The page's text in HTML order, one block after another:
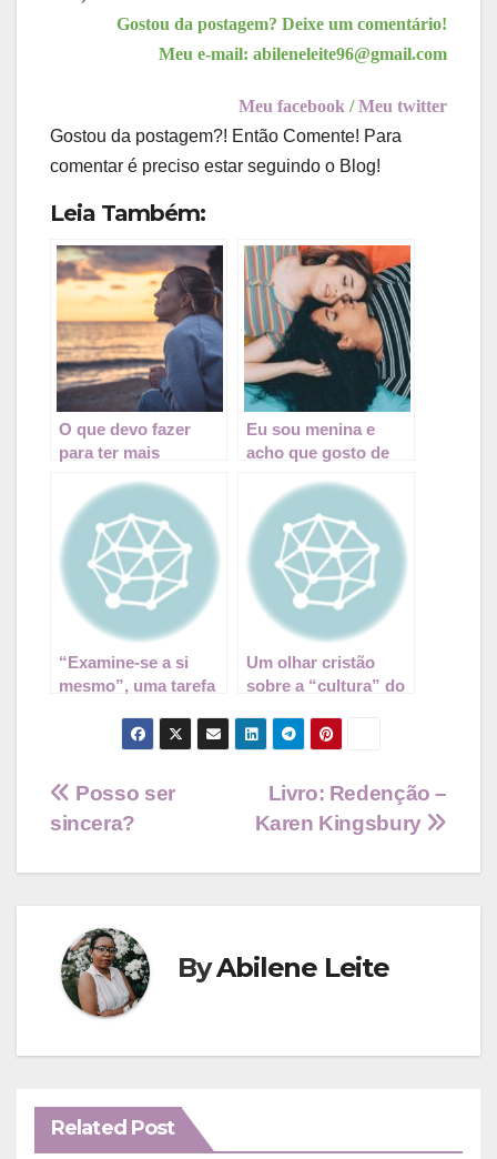
Gostou da postagem? Deixe um comentário!
Meu e-mail: abileneleite96@gmail.com
Meu facebook /Meu twitter
Gostou da postagem?! Então Comente! Para
comentar é preciso estar seguindo o Blog!
Leia Também:
O que devo fazer
para ter mais
Eu sou menina e
acho que gosto de
“Examine-se a si
mesmo”, uma tarefa
Um olhar cristão
sobre a “cultura” do
Navegação
Livro: Redenção –
Karen Kingsbury
Posso ser
sincera?
ByAbilene Leite
Related Post